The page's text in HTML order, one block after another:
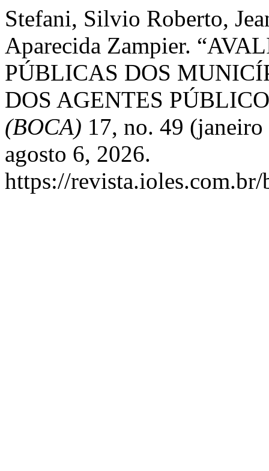
Stefani, Silvio Roberto,
Aparecida Zampier.
PÚBLICAS DOS
DOS AGENTES
(BOCA) 17, no. 49
agosto 6, 2026.
https://